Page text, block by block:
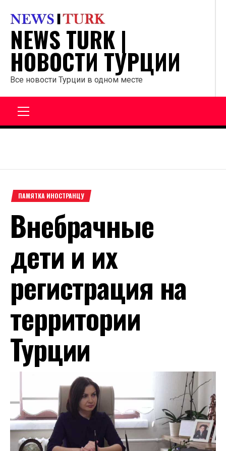
содержанию
NEWS TURK |
НОВОСТИ ТУРЦИИ
Все новости Турции в одном месте
ПАМЯТКА ИНОСТРАНЦУ
Внебрачные
дети и их
регистрация на
территории
Турции